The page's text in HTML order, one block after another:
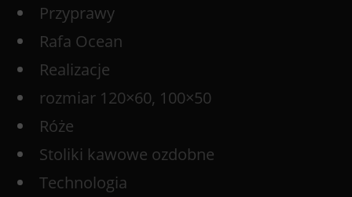
Przyprawy
Rafa Ocean
Realizacje
rozmiar 120×60, 100×50
Róże
Stoliki kawowe ozdobne
Technologia